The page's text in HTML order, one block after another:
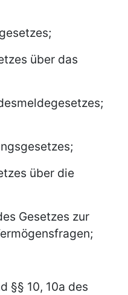
über das
über die
Gesetzes zur
§§ 10, 10a des